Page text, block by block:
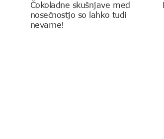
Čokoladne skušnjave med
nosečnostjo so lahko tudi
nevarne!